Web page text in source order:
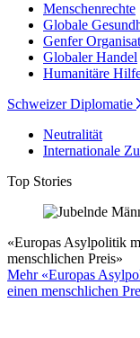
Menschenrechte
Globale
Genfer
Globaler Handel
Humanitäre
Schweizer Diplomatie
Neutralität
Internationale
Top Stories
«Europas Asylpolitik
menschlichen Preis»
Mehr «Europas
einen menschlichen